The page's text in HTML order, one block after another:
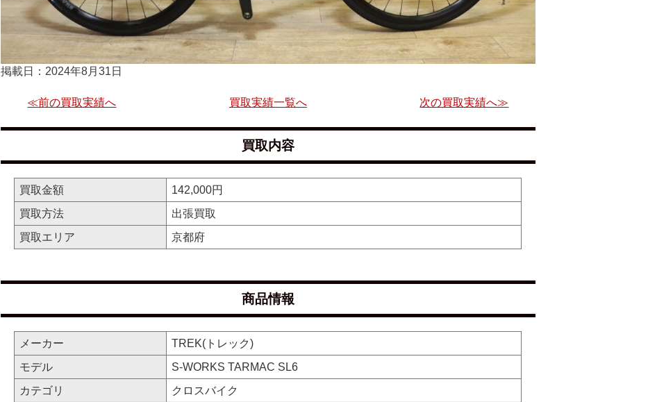
掲載日：2024年8月31日
≪前の買取実績へ 買取実績一覧へ 次の買取実績へ≫
買取内容
買取金額
142,000円
買取方法
出張買取
買取エリア
京都府
商品情報
メーカー
TREK(トレック)
モデル
S-WORKS TARMAC SL6
カテゴリ
クロスバイク